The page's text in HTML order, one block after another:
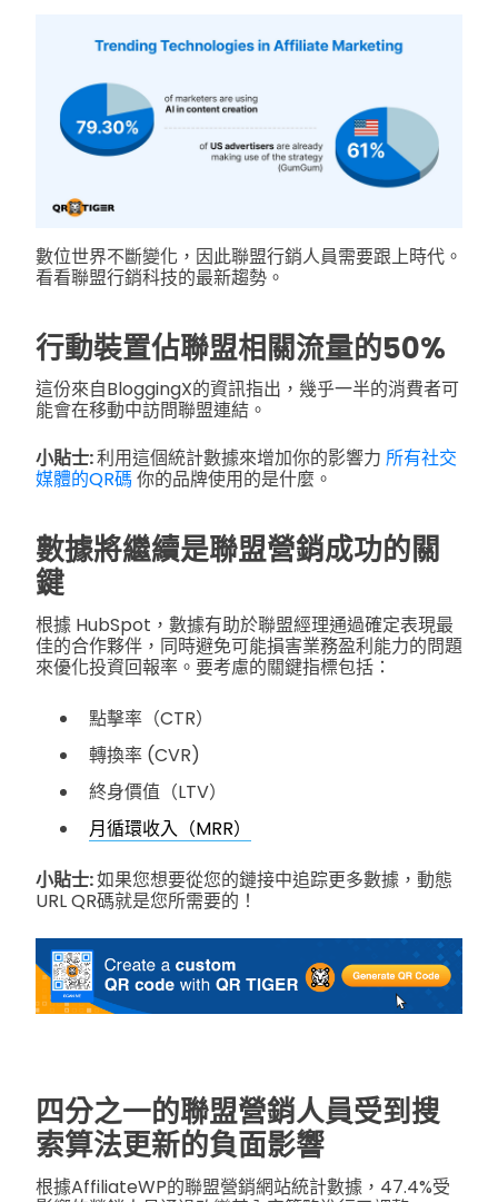
數位世界不斷變化，因此聯盟行銷人員需要跟上時代。
看看聯盟行銷科技的最新趨勢。
行動裝置佔聯盟相關流量的50%
這份來自BloggingX的資訊指出，幾乎一半的消費者可
能會在移動中訪問聯盟連結。
小貼士:利用這個統計數據來增加你的影響力 所有社交
媒體的QR碼 你的品牌使用的是什麼。
數據將繼續是聯盟營銷成功的關
鍵
根據 HubSpot，數據有助於聯盟經理通過確定表現最
佳的合作夥伴，同時避免可能損害業務盈利能力的問題
來優化投資回報率。要考慮的關鍵指標包括：
點擊率（CTR）
轉換率 (CVR)
終身價值（LTV）
月循環收入（MRR）
小貼士:如果您想要從您的鏈接中追踪更多數據，動態
URL QR碼就是您所需要的！
四分之一的聯盟營銷人員受到搜
索算法更新的負面影響
根據AffiliateWP的聯盟營銷網站統計數據，47.4%受